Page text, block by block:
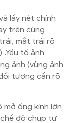
lấy nét chính
trên cùng
mắt trái rõ
tố ảnh
ảnh (vùng ảnh
tượng cần rõ
mở ống kính lớn
độ chụp tự